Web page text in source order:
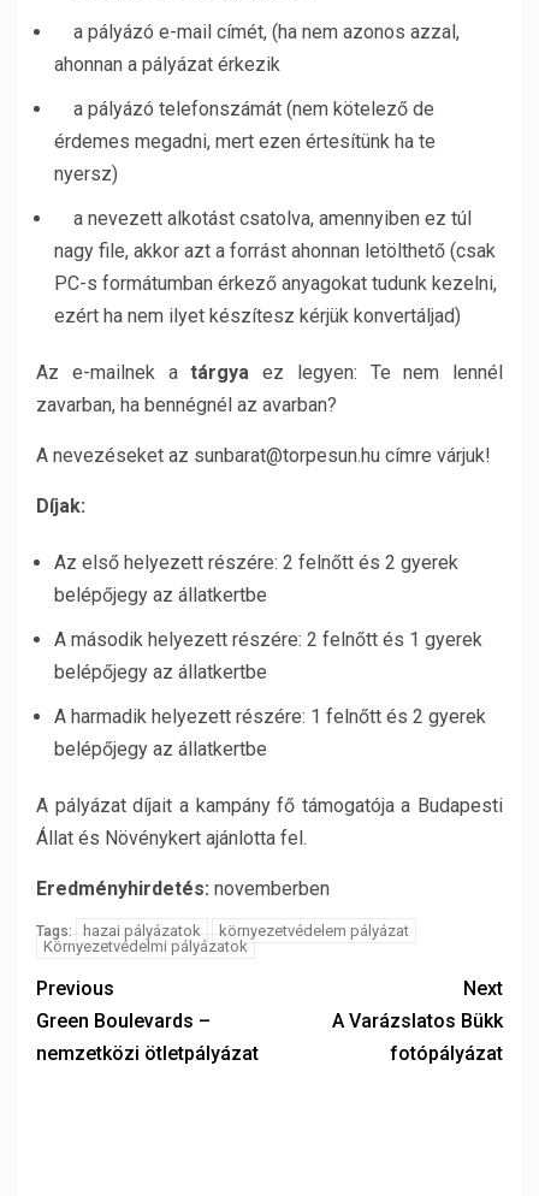
a pályázó e-mail címét, (ha nem azonos azzal,
ahonnan a pályázat érkezik
a pályázó telefonszámát (nem kötelező de
érdemes megadni, mert ezen értesítünk ha te
nyersz)
a nevezett alkotást csatolva, amennyiben ez túl
nagy file, akkor azt a forrást ahonnan letölthető (csak
PC-s formátumban érkező anyagokat tudunk kezelni,
ezért ha nem ilyet készítesz kérjük konvertáljad)
Az e-mailnek atárgya ez legyen: Te nem lennél
zavarban, ha bennégnél az avarban?
A nevezéseket az sunbarat@torpesun.hu címre várjuk!
Díjak:
Az első helyezett részére: 2 felnőtt és 2 gyerek
belépőjegy az állatkertbe
A második helyezett részére: 2 felnőtt és 1 gyerek
belépőjegy az állatkertbe
A harmadik helyezett részére: 1 felnőtt és 2 gyerek
belépőjegy az állatkertbe
A pályázat díjait a kampány fő támogatója a Budapesti
Állat és Növénykert ajánlotta fel.
Eredményhirdetés: novemberben
Tags: hazai pályázatok
környezetvédelem pályázat
Környezetvédelmi pályázatok
Previous
Green Boulevards –
nemzetközi ötletpályázat
Next
A Varázslatos Bükk
fotópályázat